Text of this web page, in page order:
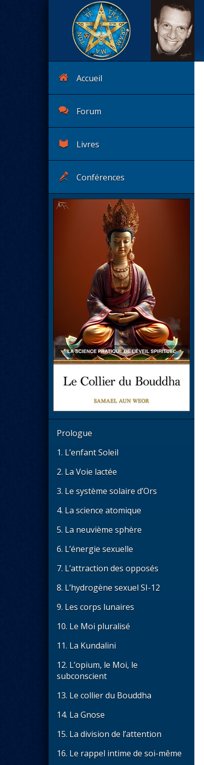
Accueil
Forum
Livres
Conférences
Prologue
1. L’enfant Soleil
2. La Voie lactée
3. Le système solaire d’Ors
4. La science atomique
5. La neuvième sphère
6. L’énergie sexuelle
7. L’attraction des opposés
8. L’hydrogène sexuel SI-12
9. Les corps lunaires
10. Le Moi pluralisé
11. La Kundalini
12. L’opium, le Moi, le
subconscient
13. Le collier du Bouddha
14. La Gnose
15. La division de l’attention
16. Le rappel intime de soi-même